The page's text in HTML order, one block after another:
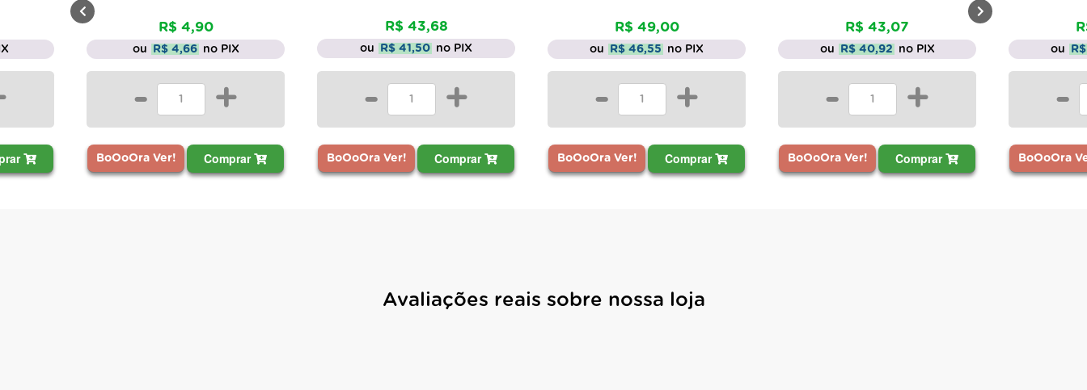
R$ 4,90
ou R$ 4,66 no PIX
- +
BoOoOra Ver! Comprar
R$ 43,68
ou R$ 41,50 no PIX
- +
BoOoOra Ver! Comprar
R$ 49,00
ou R$ 46,55 no PIX
- +
BoOoOra Ver! Comprar
R$ 43,07
ou R$ 40,92 no PIX
- +
BoOoOra Ver! Comprar
ou
-
BoOoOra
Avaliações reais sobre nossa loja